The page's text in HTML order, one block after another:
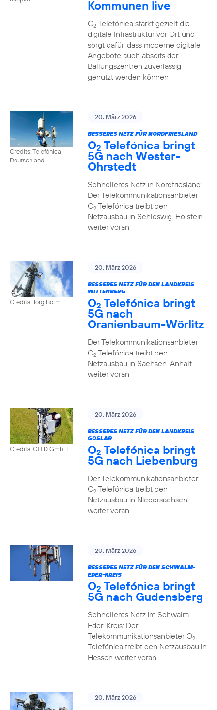
Kommunen live
O2Telefónica stärkt gezielt die
digitale Infrastruktur vor Ort und
sorgt dafür, dass moderne digitale
Angebote auch abseits der
Ballungszentren zuverlässig
genutzt werden können
Credits: Telefónica
Deutschland
20. März 2026
BESSERES NETZ FÜR NORDFRIESLAND
O2 Telefónica bringt
5G nach Wester-
Ohrstedt
Schnelleres Netz in Nordfriesland:
Der Telekommunikationsanbieter
O2Telefónica treibt den
Netzausbau in Schleswig-Holstein
weiter voran
Credits: Jörg Borm
20. März 2026
BESSERES NETZ FÜR DEN LANDKREIS
WITTENBERG
O2 Telefónica bringt
5G nach
Oranienbaum-Wörlitz
Der Telekommunikationsanbieter
O2Telefónica treibt den
Netzausbau in Sachsen-Anhalt
weiter voran
Credits: GfTD GmbH
20. März 2026
BESSERES NETZ FÜR DEN LANDKREIS
GOSLAR
O2 Telefónica bringt
5G nach Liebenburg
Der Telekommunikationsanbieter
O2Telefónica treibt den
Netzausbau in Niedersachsen
weiter voran
20. März 2026
BESSERES NETZ FÜR DEN SCHWALM-
EDER-KREIS
O2 Telefónica bringt
5G nach Gudensberg
Schnelleres Netz im Schwalm-
Eder-Kreis: Der
Telekommunikationsanbieter O2
Telefónica treibt den Netzausbau in
Hessen weiter voran
20. März 2026